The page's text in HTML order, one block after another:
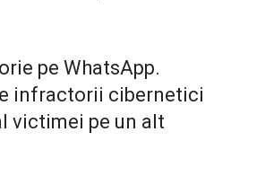
pe WhatsApp.
infractorii cibernetici
victimei pe un alt